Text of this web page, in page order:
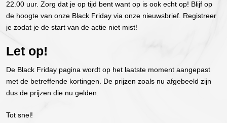
22.00 uur. Zorg dat je op tijd bent want op is ook echt op! Blijf op
de hoogte van onze Black Friday via onze nieuwsbrief. Registreer
je zodat je de start van de actie niet mist!
Let op!
De Black Friday pagina wordt op het laatste moment aangepast
met de betreffende kortingen. De prijzen zoals nu afgebeeld zijn
dus de prijzen die nu gelden.
Tot snel!